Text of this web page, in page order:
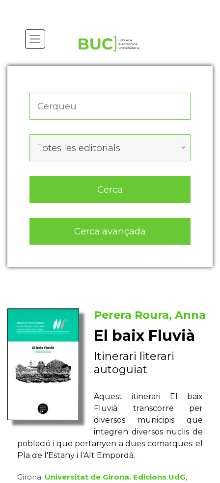
Totes les editorials
Cerca
Cerca avançada
Perera Roura, Anna
El baix Fluvià
Itinerari literari
autoguiat
Aquest itinerari El baix
Fluvià transcorre per
diversos municipis que
integren diversos nuclis de
població i que pertanyen a dues comarques: el
Pla de l'Estany i l'Alt Empordà.
Girona: Universitat de Girona. Edicions UdG,